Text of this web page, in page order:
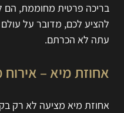
בריכה פרטית מחוממת, הם
להציע לכם, מדובר על
עתה לא הכרתם.
אחוזת מיא –
אחוזת מיא מציעה לא רק